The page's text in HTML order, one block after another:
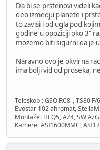
Da bi se prstenovi videli
deo izmedju planete i
to zavisi i od ugla pod
godine u opoziciji oko 3"
mozemo biti sigurni da je
Naravno ovo je okvirna
ima bolji vid od proseka,
Teleskopi: GSO RC8", TS80
Evostar 102 ahromat,
Montaže: HEQ5, AZ4, SW
Kamere: ASI1600MMC,